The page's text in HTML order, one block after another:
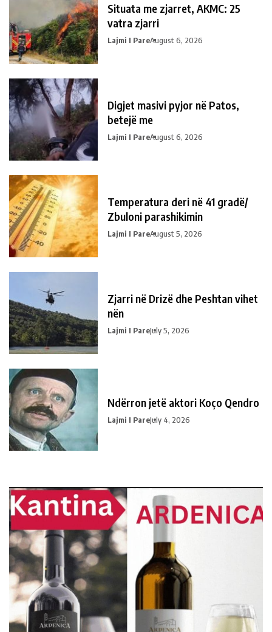
Situata me zjarret, AKMC: 25
vatra zjarri
Lajmi I PareAugust 6, 2026
Digjet masivi pyjor në Patos,
betejë me
Lajmi I PareAugust 6, 2026
Temperatura deri në 41 gradë/
Zbuloni parashikimin
Lajmi I PareAugust 5, 2026
Zjarri në Drizë dhe Peshtan vihet
nën
Lajmi I PareJuly 5, 2026
Ndërron jetë aktori Koço Qendro
Lajmi I PareJuly 4, 2026